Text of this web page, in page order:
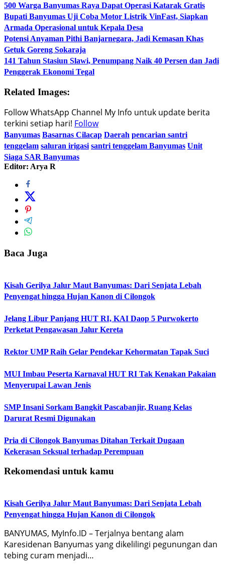
500 Warga Banyumas Raya Dapat Operasi Katarak Gratis
Bupati Banyumas Uji Coba Motor Listrik VinFast, Siapkan
Armada Operasional untuk Kepala Desa
Potensi Anyaman Pithi Banjarnegara, Jadi Kemasan Khas
Getuk Goreng Sokaraja
141 Tahun Stasiun Slawi, Penumpang Naik 40 Persen dan Jadi
Penggerak Ekonomi Tegal
Related Images:
Follow WhatsApp Channel My Info untuk update berita
terkini setiap hari! Follow
Banyumas Basarnas Cilacap Daerah pencarian santri
tenggelam saluran irigasi santri tenggelam Banyumas Unit
Siaga SAR Banyumas
Editor: Arya R
Baca Juga
Kisah Gerilya Jalur Maut Banyumas: Dari Senjata Lebah
Penyengat hingga Hujan Kanon di Cilongok
Jelang Libur Panjang HUT RI, KAI Daop 5 Purwokerto
Perketat Pengawasan Jalur Kereta
Rektor UMP Raih Gelar Pendekar Kehormatan Tapak Suci
MUI Imbau Peserta Karnaval HUT RI Tak Kenakan Pakaian
Menyerupai Lawan Jenis
SMP Insani Sorkam Bangkit Pascabanjir, Ruang Kelas
Darurat Resmi Digunakan
Pria di Cilongok Banyumas Ditahan Terkait Dugaan
Kekerasan Seksual terhadap Perempuan
Rekomendasi untuk kamu
Kisah Gerilya Jalur Maut Banyumas: Dari Senjata Lebah
Penyengat hingga Hujan Kanon di Cilongok
BANYUMAS, MyInfo.ID – Terjalnya bentang alam
Karesidenan Banyumas yang dikelilingi pegunungan dan
tebing curam menjadi…